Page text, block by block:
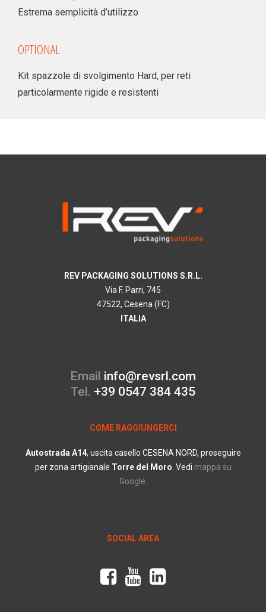
Estrema semplicità d’utilizzo
OPTIONAL
Kit spazzole di svolgimento Hard, per reti
particolarmente rigide e resistenti
REV PACKAGING SOLUTIONS S.R.L.
Via F. Parri, 745
47522, Cesena (FC)
ITALIA
Email info@revsrl.com
Tel. +39 0547 384 435
COME RAGGIUNGERCI
Autostrada A14, uscita casello CESENA NORD, proseguire
per zona artigianale Torre del Moro Vedi mappa su
Google
SOCIAL AREA